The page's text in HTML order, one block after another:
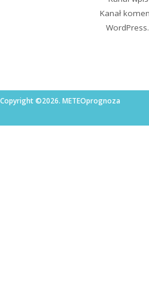
Kanał
Copyright ©2026. METEOprognoza